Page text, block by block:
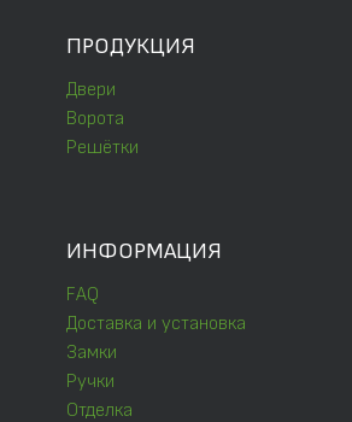
ПРОДУКЦИЯ
Двери
Ворота
Решётки
ИНФОРМАЦИЯ
FAQ
Доставка и установка
Замки
Ручки
Отделка